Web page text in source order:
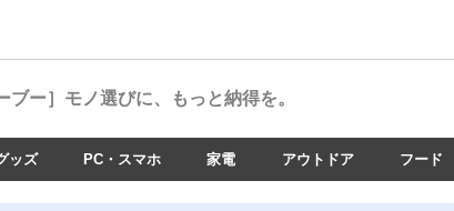
ブー］ モノ選びに、もっと納得を。
ッズ PC・スマホ 家電 アウトドア フード